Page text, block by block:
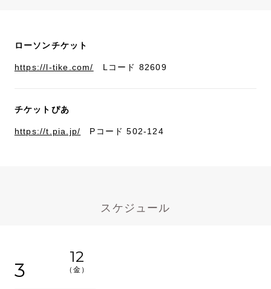
ローソンチケット
https://l-tike.com/ Lコード 82609
チケットぴあ
https://t.pia.jp/ Pコード 502-124
スケジュール
3
12
（金）